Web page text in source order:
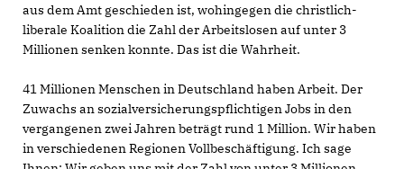
aus dem Amt geschieden ist, wohingegen die christlich-
liberale Koalition die Zahl der Arbeitslosen auf unter 3
Millionen senken konnte. Das ist die Wahrheit.
41 Millionen Menschen in Deutschland haben Arbeit. Der
Zuwachs an sozialversicherungspflichtigen Jobs in den
vergangenen zwei Jahren beträgt rund 1 Million. Wir haben
in verschiedenen Regionen Vollbeschäftigung. Ich sage